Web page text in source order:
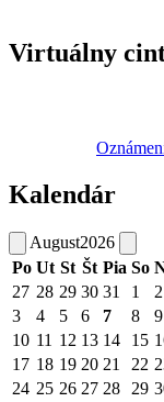
Virtuálny
Kalendár
August2026
Po Ut St Št Pia So
27 28 29 30 31 1
2
3
4 5 6 7 8
9
10 11 12 13 14 15
17 18 19 20 21 22
24 25 26 27 28 29